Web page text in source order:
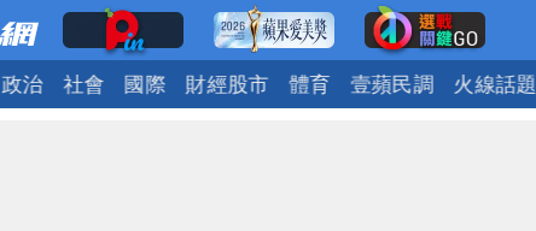
政治 社會 國際 財經股市 體育 壹蘋民調 火線話題